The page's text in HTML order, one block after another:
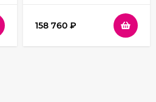
стекло прозрачное
158 760 ₽